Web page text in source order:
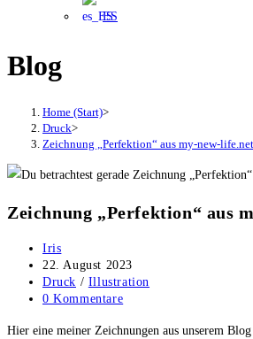
ES
Blog
Home (Start)>
Druck>
Zeichnung „Perfektion“ aus my-new-life.net
Zeichnung „Perfektion“ aus
Beitrags-
Autor:
Iris
Beitrag
veröffentlicht:
22. August 2023
Beitrags-
Kategorie:
Druck / Illustration
Beitrags-
0 Kommentare
Hier eine meiner Zeichnungen aus unserem